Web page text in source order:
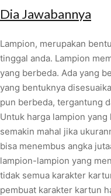
Dia Jawabannya
Lampion, merupakan
tinggal anda. Lampion
yang berbeda. Ada yang
yang bentuknya
pun berbeda, tergantung
Untuk harga lampion
semakin mahal jika
bisa menembus angka
lampion-lampion yang
tidak semua karakter
pembuat karakter kartun